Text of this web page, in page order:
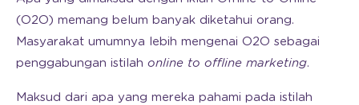
(O2O) memang belum banyak diketahui orang.
Masyarakat umumnya lebih mengenai O2O sebagai
penggabungan istilah online to offline marketing.
Maksud dari apa yang mereka pahami pada istilah